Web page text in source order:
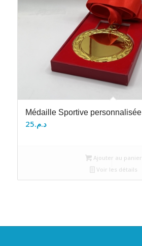
Médaille Sportive personnalisée
د.م.25
Ajouter au panier
Voir les détails